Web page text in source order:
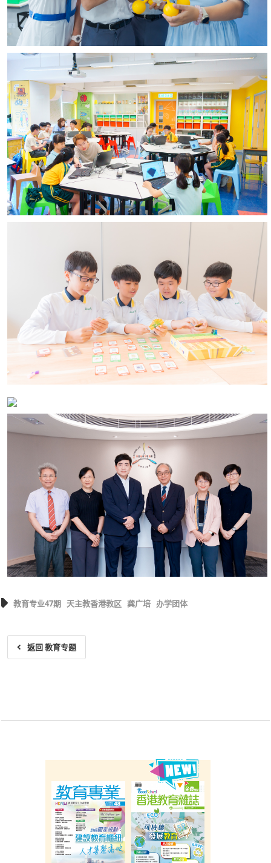
教育专业47期 天主教香港教区 龚广培 办学团体
返回 教育专题